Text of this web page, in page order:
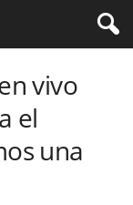
vivo
el
una